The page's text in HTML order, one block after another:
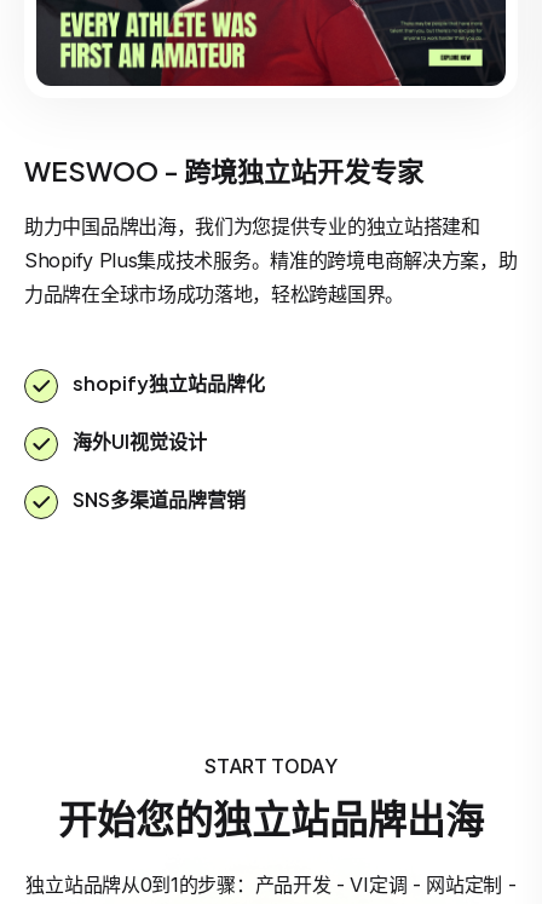
WESWOO - 跨境独立站开发专家
助力中国品牌出海，我们为您提供专业的独立站搭建和
Shopify Plus集成技术服务。精准的跨境电商解决方案，助
力品牌在全球市场成功落地，轻松跨越国界。
shopify独立站品牌化
海外UI视觉设计
SNS多渠道品牌营销
START TODAY
开始您的独立站品牌出海
独立站品牌从0到1的步骤：产品开发 - VI定调 - 网站定制 -